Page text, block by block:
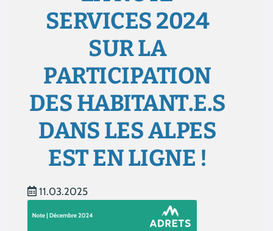
SERVICES 2024
SUR LA
PARTICIPATION
DES HABITANT.E.S
DANS LES ALPES
EST EN LIGNE !
11.03.2025